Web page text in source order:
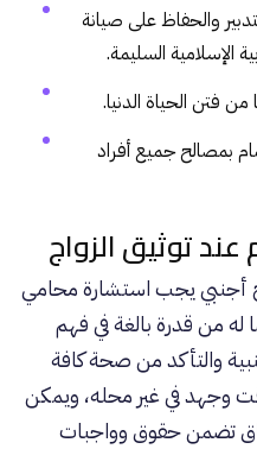
والحفاظ على صيانة
الإسلامية السليمة.
فتن الحياة الدنيا.
بمصالح جميع أفراد
توثيق الزواج
أجنبي يجب استشارة محامي
من قدرة بالغة في فهم
والتأكد من صحة كافة
وجهد في غير محله، ويمكن
تضمن حقوق وواجبات